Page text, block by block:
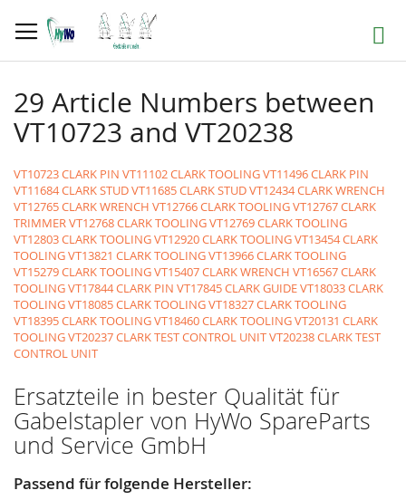
zum
Inhalt
Suche
29 Article Numbers between
VT10723 and VT20238
VT10723 CLARK PIN VT11102 CLARK TOOLINGVT11496 CLARK PIN
VT11684 CLARK STUDVT11685 CLARK STUDVT12434 CLARK WRENCH
VT12765 CLARK WRENCH VT12766 CLARK TOOLINGVT12767 CLARK
TRIMMERVT12768 CLARK TOOLINGVT12769 CLARK TOOLING
VT12803 CLARK TOOLINGVT12920 CLARK TOOLINGVT13454 CLARK
TOOLINGVT13821 CLARK TOOLINGVT13966 CLARK TOOLING
VT15279 CLARK TOOLINGVT15407 CLARK WRENCH VT16567 CLARK
TOOLINGVT17844 CLARK PIN VT17845 CLARK GUIDEVT18033 CLARK
TOOLINGVT18085 CLARK TOOLINGVT18327 CLARK TOOLING
VT18395 CLARK TOOLINGVT18460 CLARK TOOLINGVT20131 CLARK
TOOLINGVT20237 CLARK TEST CONTROL UNITVT20238 CLARK TEST
CONTROL UNIT
Ersatzteile in bester Qualität für
Gabelstapler von HyWo SpareParts
und Service GmbH
Passend für folgende Hersteller: